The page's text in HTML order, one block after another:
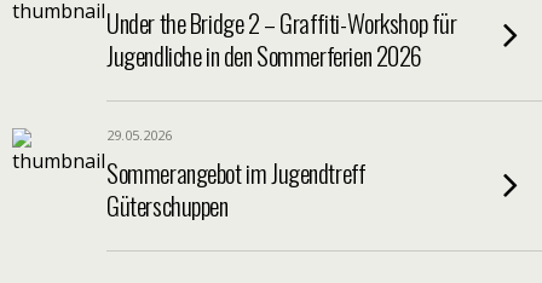
Under the Bridge 2 – Graffiti-Workshop für
Jugendliche in den Sommerferien 2026
29.05.2026
Sommerangebot im Jugendtreff
Güterschuppen